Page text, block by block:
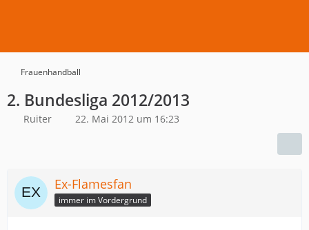
Frauenhandball
2. Bundesliga 2012/2013
Ruiter 22. Mai 2012 um 16:23
Ex-Flamesfan
immer im Vordergrund